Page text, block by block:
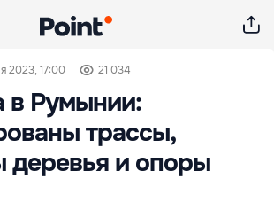
2023, 17:00 21 034
в Румынии:
трассы,
деревья и опоры